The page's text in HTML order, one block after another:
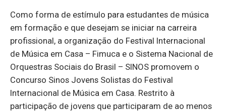
Como forma de estímulo para estudantes de música
em formação e que desejam se iniciar na carreira
profissional, a organização do Festival Internacional
de Música em Casa – Fimuca e o Sistema Nacional de
Orquestras Sociais do Brasil – SINOS promovem o
Concurso Sinos Jovens Solistas do Festival
Internacional de Música em Casa. Restrito à
participação de jovens que participaram de ao menos